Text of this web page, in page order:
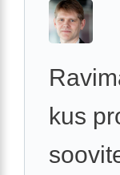
kus